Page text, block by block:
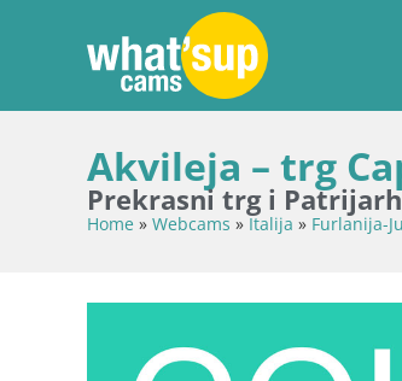
Akvileja – trg
Prekrasni trg i
Home » Webcams »Italija » Furlanija-